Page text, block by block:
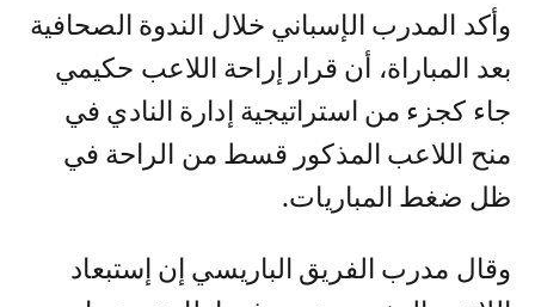
وأكد المدرب الإسباني خلال الندوة الصحافية
بعد المباراة، أن قرار إراحة اللاعب حكيمي
جاء كجزء من استراتيجية إدارة النادي في
منح اللاعب المذكور قسط من الراحة في
ظل ضغط المباريات.
وقال مدرب الفريق الباريسي إن إستبعاد